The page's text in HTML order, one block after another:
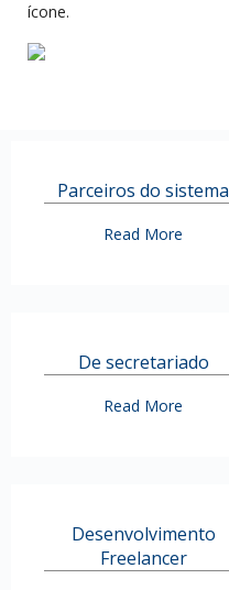
ícone.
Parceiros do sistema
Read More
De secretariado
Read More
Desenvolvimento
Freelancer